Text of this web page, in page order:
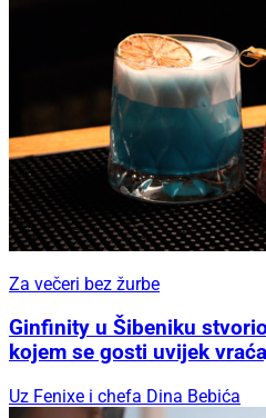
Za večeri bez žurbe
Ginfinity u Šibeniku
kojem se gosti uvijek
Uz Fenixe i chefa Dina Bebića